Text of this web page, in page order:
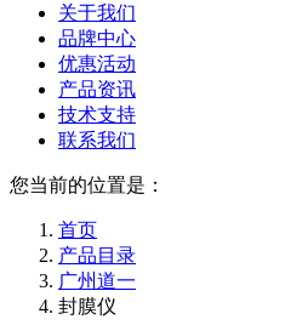
关于我们
品牌中心
优惠活动
产品资讯
技术支持
联系我们
您当前的位置是：
首页
产品目录
广州道一
封膜仪